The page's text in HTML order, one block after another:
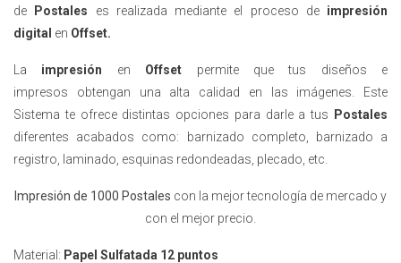
de Postales es realizada mediante el proceso de impresión
digital en Offset.
La impresión en Offset permite que tus diseños e
impresos obtengan una alta calidad en las imágenes. Este
Sistema te ofrece distintas opciones para darle a tus
Postales
diferentes acabados como: barnizado completo, barnizado a
registro, laminado, esquinas redondeadas, plecado, etc.
Impresión de 1000 Postales con la mejor tecnología de mercado y
con el mejor precio.
Material: Papel Sulfatada 12 puntos